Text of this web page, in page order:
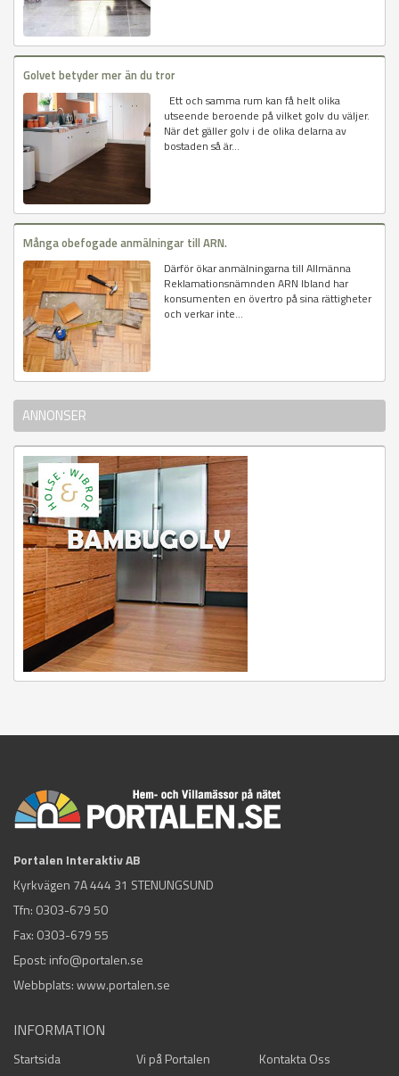
Golvet betyder mer än du tror
Ett och samma rum kan få helt olika
utseende beroende på vilket golv du väljer.
När det gäller golv i de olika delarna av
bostaden så är...
Många obefogade anmälningar till ARN.
Därför ökar anmälningarna till Allmänna
Reklamationsnämnden ARN Ibland har
konsumenten en övertro på sina rättigheter
och verkar inte...
ANNONSER
Portalen Interaktiv AB
Kyrkvägen 7A 444 31 STENUNGSUND
Tfn: 0303-679 50
Fax: 0303-679 55
Epost: info@portalen.se
Webbplats: www.portalen.se
INFORMATION
Startsida Vi på Portalen Kontakta Oss